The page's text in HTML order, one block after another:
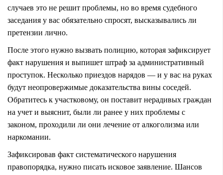
случаев это не решит проблемы, но во время судебного
заседания у вас обязательно спросят, высказывались ли
претензии лично.
После этого нужно вызвать полицию, которая зафиксирует
факт нарушения и выпишет штраф за административный
проступок. Несколько приездов нарядов — и у вас на руках
будут неопровержимые доказательства вины соседей.
Обратитесь к участковому, он поставит нерадивых граждан
на учет и выяснит, были ли ранее у них проблемы с
законом, проходили ли они лечение от алкоголизма или
наркомании.
Зафиксировав факт систематического нарушения
правопорядка, нужно писать исковое заявление. Шансов